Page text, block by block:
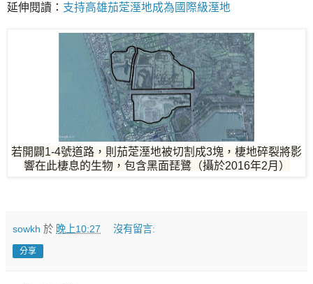
延伸閱讀： 支持高雄茄萣溼地成為國際級溼地
若開闢1-4號道路，則茄萣溼地被切割成3塊，棲地碎裂將影
響在此棲息的生物，包含黑面琵鷺（攝於2016年2月）
sowkh 於 晚上10:27 沒有留言:
分享